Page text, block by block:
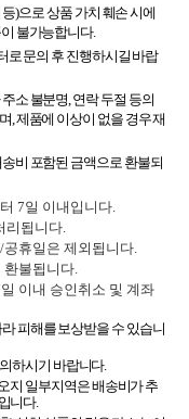
)으로 상품 가치 훼손 시에
불가능합니다.
로 문의 후 진행하시길 바랍
소 불분명, 연락 두절 등의
, 제품에 이상이 없을 경우 재
비 포함된 금액으로 환불되
7일 이내입니다.
리됩니다.
휴일은 제외됩니다.
불됩니다.
이내 승인취소 및 계좌
피해를 보상받을 수 있습니
하시기 바랍니다.
지 일부지역은 배송비가 추
니다.